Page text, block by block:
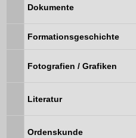
Dokumente
Formationsgeschichte
Fotografien / Grafiken
Literatur
Ordenskunde